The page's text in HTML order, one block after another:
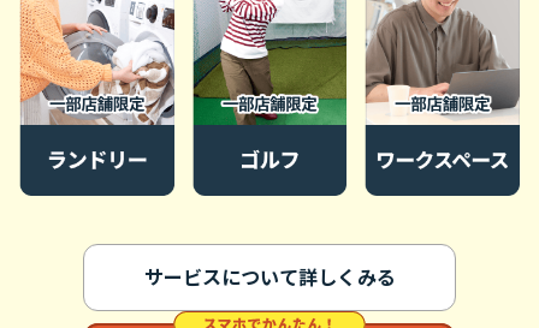
サービスについて詳しくみる